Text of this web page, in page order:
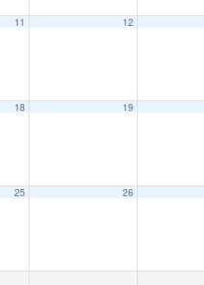
11 12
18 19
25 26